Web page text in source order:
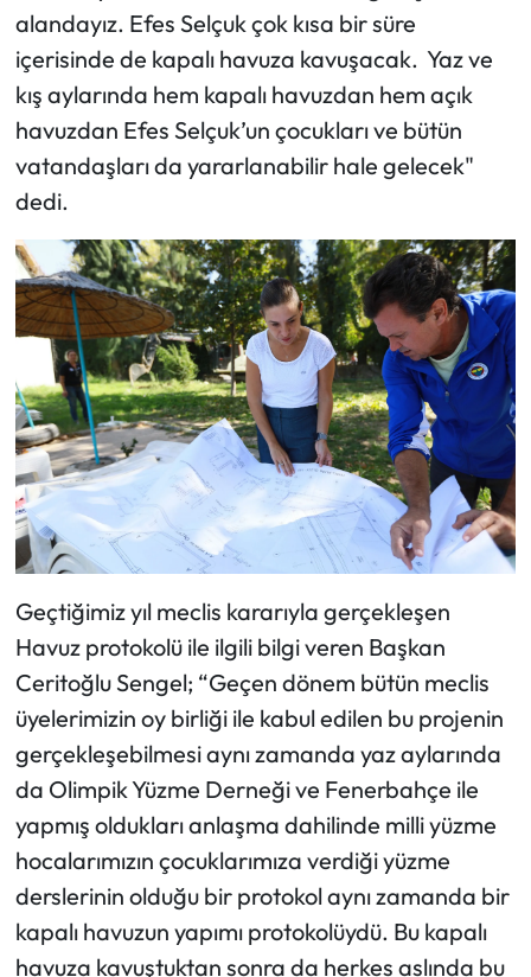
alandayız. Efes Selçuk çok kısa bir süre
içerisinde de kapalı havuza kavuşacak. Yaz ve
kış aylarında hem kapalı havuzdan hem açık
havuzdan Efes Selçuk’un çocukları ve bütün
vatandaşları da yararlanabilir hale gelecek"
dedi.
Geçtiğimiz yıl meclis kararıyla gerçekleşen
Havuz protokolü ile ilgili bilgi veren Başkan
Ceritoğlu Sengel; “Geçen dönem bütün meclis
üyelerimizin oy birliği ile kabul edilen bu projenin
gerçekleşebilmesi aynı zamanda yaz aylarında
da Olimpik Yüzme Derneği ve Fenerbahçe ile
yapmış oldukları anlaşma dahilinde milli yüzme
hocalarımızın çocuklarımıza verdiği yüzme
derslerinin olduğu bir protokol aynı zamanda bir
kapalı havuzun yapımı protokolüydü. Bu kapalı
havuza kavuştuktan sonra da herkes aslında bu